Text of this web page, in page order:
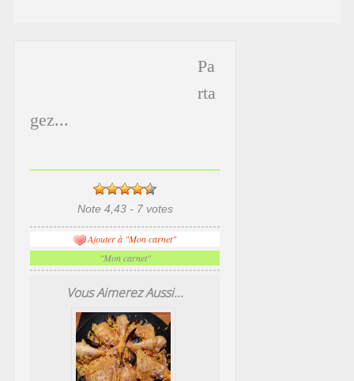
Pa
rta
gez...
Note 4,43 - 7 votes
Ajouter à "Mon carnet"
"Mon carnet"
Vous Aimerez Aussi...